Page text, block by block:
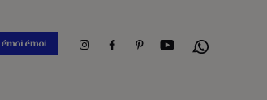
InstagramFacebook Pinterest Youtube